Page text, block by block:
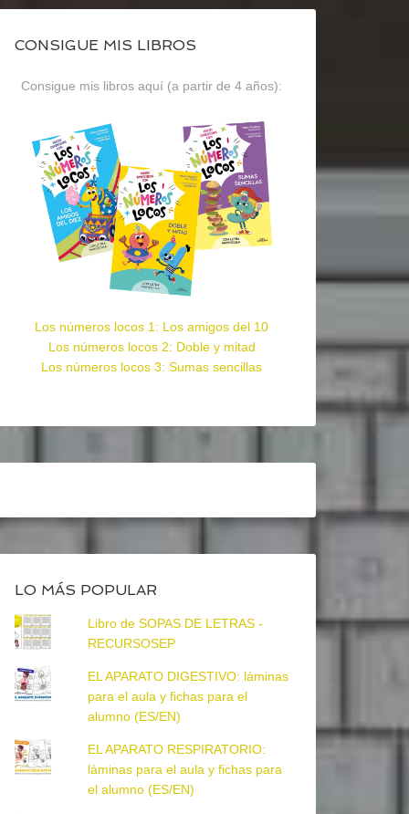
CONSIGUE MIS LIBROS
Consigue mis libros aquí (a partir de 4 años):
Los números locos 1: Los amigos del 10
Los números locos 2: Doble y mitad
Los números locos 3: Sumas sencillas
LO MÁS POPULAR
Libro de SOPAS DE LETRAS -
RECURSOSEP
EL APARATO DIGESTIVO: láminas
para el aula y fichas para el
alumno (ES/EN)
EL APARATO RESPIRATORIO:
láminas para el aula y fichas para
el alumno (ES/EN)